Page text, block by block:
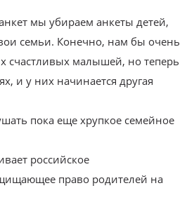
мы убираем анкеты детей,
семьи. Конечно, нам бы очень
счастливых малышей, но теперь
и у них начинается другая
пока еще хрупкое семейное
российское
право родителей на